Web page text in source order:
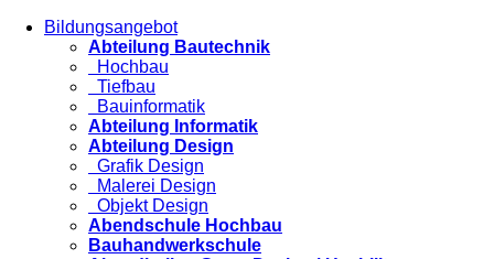
Bildungsangebot
Abteilung Bautechnik
Hochbau
Tiefbau
Bauinformatik
Abteilung Informatik
Abteilung Design
Grafik Design
Malerei Design
Objekt Design
Abendschule Hochbau
Bauhandwerkschule